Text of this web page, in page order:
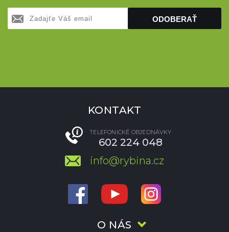
ODOBERAŤ
O NÁS
KONTAKT
TELEFONICKÉ OBJEDNÁVKY
602 224 048
info@rybina.cz